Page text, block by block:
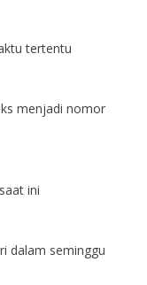
tertentu
menjadi nomor
ini
dalam seminggu